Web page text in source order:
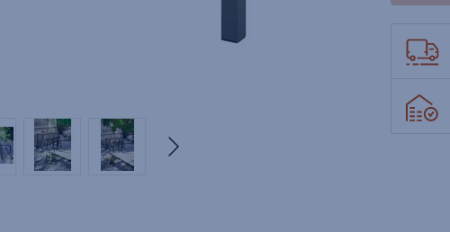
3
Tuotekuva 4Tuotekuva 5